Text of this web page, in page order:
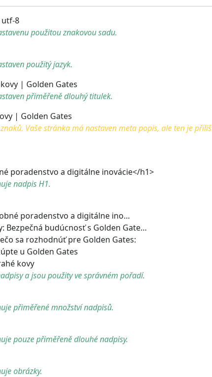
utf-8
použitou znakovou sadu.
použitý jazyk.
| Golden Gates
přiměřeně dlouhý titulek.
| Golden Gates
Vaše stránka má nastaven meta popis, ale ten je příliš
poradenstvo a digitálne inovácie</h1>
nadpis H1.
poradenstvo a digitálne ino…
budúcnosť s Golden Gate…
rozhodnúť pre Golden Gates:
u Golden Gates
kovy
a jsou použity ve správném pořadí.
přiměřené množství nadpisů.
pouze přiměřeně dlouhé nadpisy.
obrázky.